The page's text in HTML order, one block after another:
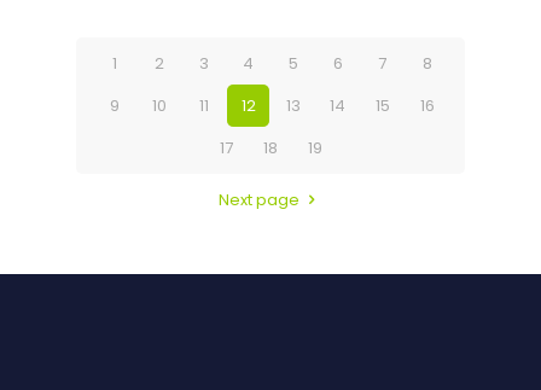
1 2 3 4 5 6 7
8
9
10 11 12 13 14 15
16
17
18 19
Next page